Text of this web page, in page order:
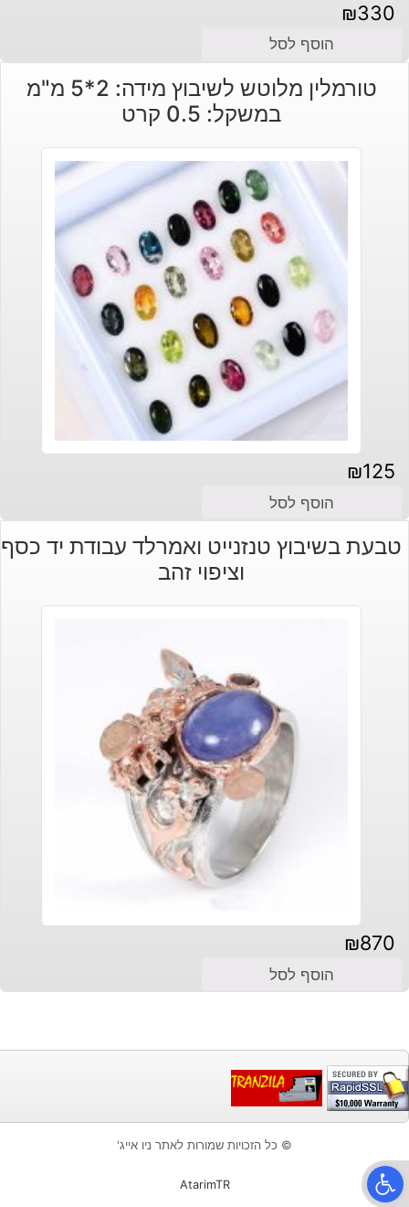
₪330
הוסף לסל
טורמלין מלוטש לשיבוץ מידה: 2*5 מ"מ
במשקל: 0.5 קרט
₪125
הוסף לסל
טבעת בשיבוץ טנזנייט ואמרלד עבודת יד כסף
וציפוי זהב
₪870
הוסף לסל
© כל הזכויות שמורות לאתר ניו אייג'
AtarimTR
פתח סרגל נגישות